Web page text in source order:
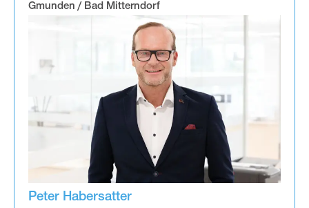
Gmunden / Bad Mitterndorf
Peter Habersatter